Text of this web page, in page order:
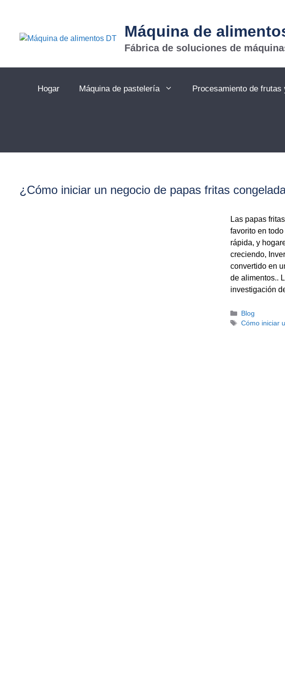
Máquina de
Fábrica de soluciones de
Hogar Máquina de pastelería Procesamiento de frutas
¿Cómo iniciar un negocio de papas fritas
Las papas
favorito en
rápida, y
creciendo,
convertido en
de alimentos..
investigación
Categorías
Blog
Etiquetas
Cómo iniciar